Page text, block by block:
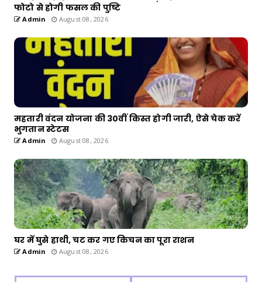
फोटो से होगी फसल की पुष्टि
Admin August 08, 2026
महतारी वंदन योजना की 30वीं किस्त होगी जारी, ऐसे चेक करें
भुगतान स्टेटस
Admin August 08, 2026
घर में घुसे हाथी, चट कर गए किचन का पूरा राशन
Admin August 08, 2026